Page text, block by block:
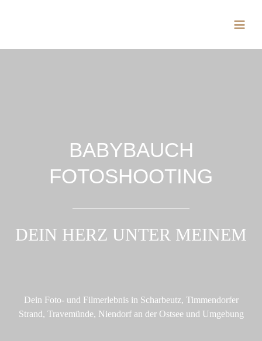
BABYBAUCH
FOTOSHOOTING
DEIN HERZ UNTER MEINEM
Dein Foto- und Filmerlebnis in Scharbeutz, Timmendorfer
Strand, Travemünde, Niendorf an der Ostsee und Umgebung